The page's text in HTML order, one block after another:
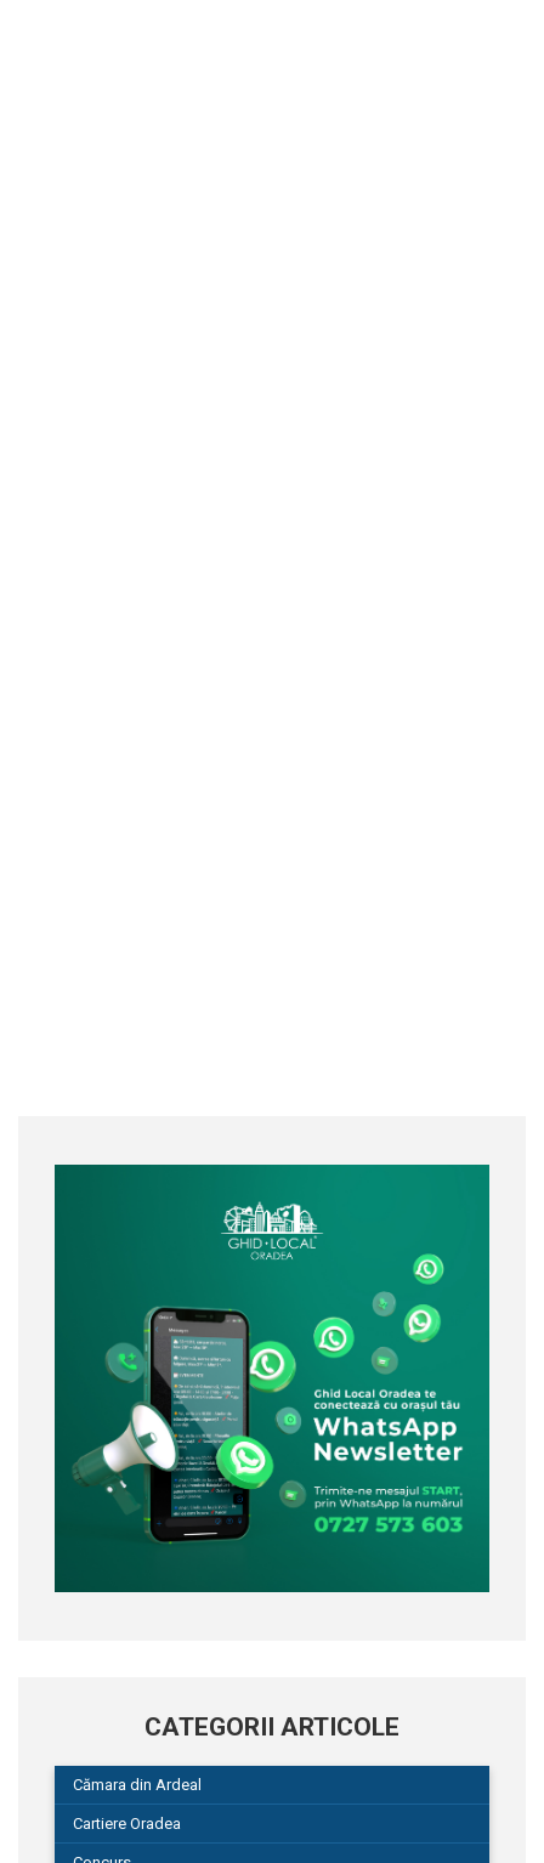
CATEGORII ARTICOLE
Cămara din Ardeal
Cartiere Oradea